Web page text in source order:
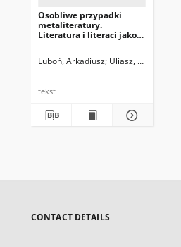
Osobliwe przypadki
metaliteratury.
Literatura i literaci jako
Niziurskiego
Luboń, Arkadiusz Uliasz, Stanisław
tekst
CONTACT DETAILS